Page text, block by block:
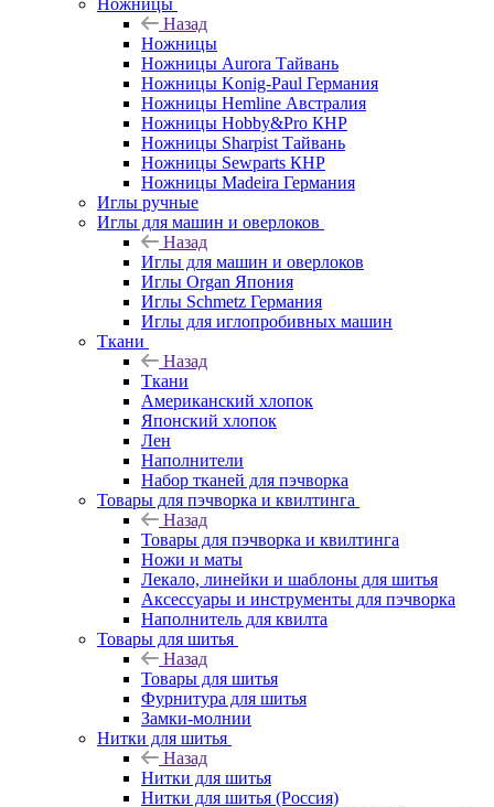
Ножницы
Назад
Ножницы
Ножницы Aurora Тайвань
Ножницы Konig-Paul Германия
Ножницы Hemline Австралия
Ножницы Hobby&Pro КНР
Ножницы Sharpist Тайвань
Ножницы Sewparts КНР
Ножницы Madeira Германия
Иглы ручные
Иглы для машин и оверлоков
Назад
Иглы для машин и оверлоков
Иглы Organ Япония
Иглы Schmetz Германия
Иглы для иглопробивных машин
Ткани
Назад
Ткани
Американский хлопок
Японский хлопок
Лен
Наполнители
Набор тканей для пэчворка
Товары для пэчворка и квилтинга
Назад
Товары для пэчворка и квилтинга
Ножи и маты
Лекало, линейки и шаблоны для шитья
Аксессуары и инструменты для пэчворка
Наполнитель для квилта
Товары для шитья
Назад
Товары для шитья
Фурнитура для шитья
Замки-молнии
Нитки для шитья
Назад
Нитки для шитья
Нитки для шитья (Россия)